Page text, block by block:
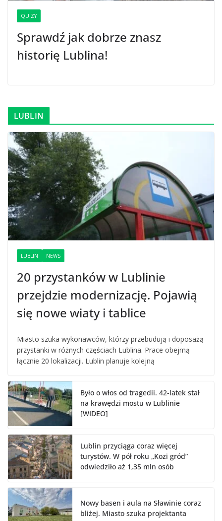
QUIZY
Sprawdź jak dobrze znasz
historię Lublina!
LUBLIN
LUBLIN NEWS
20 przystanków w Lublinie
przejdzie modernizację. Pojawią
się nowe wiaty i tablice
Miasto szuka wykonawców, którzy przebudują i doposażą
przystanki w różnych częściach Lublina. Prace obejmą
łącznie 20 lokalizacji. Lublin planuje kolejną
Było o włos od tragedii. 42-latek stał
na krawędzi mostu w Lublinie
[WIDEO]
Lublin przyciąga coraz więcej
turystów. W pół roku „Kozi gród”
odwiedziło aż 1,35 mln osób
Nowy basen i aula na Sławinie coraz
bliżej. Miasto szuka projektanta